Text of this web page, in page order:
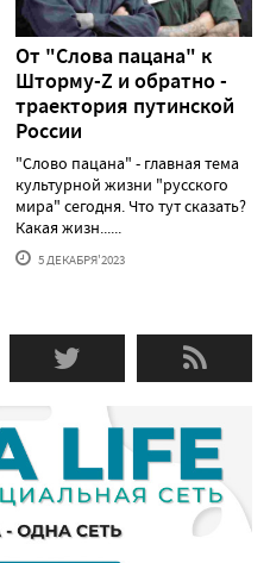
От "Слова пацана" к
Шторму-Z и обратно -
траектория путинской
России
"Слово пацана" - главная тема
культурной жизни "русского
мира" сегодня. Что тут сказать?
Какая жизн......
5 ДЕКАБРЯ'2023